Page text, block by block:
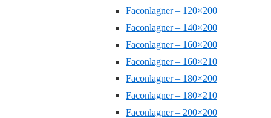
Faconlagner – 120×200
Faconlagner – 140×200
Faconlagner – 160×200
Faconlagner – 160×210
Faconlagner – 180×200
Faconlagner – 180×210
Faconlagner – 200×200